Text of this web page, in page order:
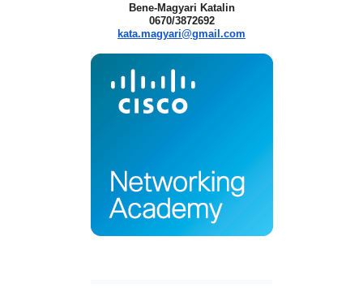
Bene-Magyari Katalin
0670/3872692
kata.magyari@gmail.com